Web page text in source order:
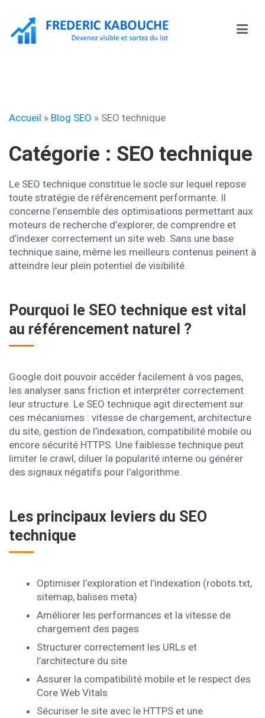
contenu
Catégorie : SEO technique
Accueil » Blog SEO » SEO technique
Le SEO technique constitue le socle sur lequel repose
toute stratégie de référencement performante. Il
concerne l’ensemble des optimisations permettant aux
moteurs de recherche d’explorer, de comprendre et
d’indexer correctement un site web. Sans une base
technique saine, même les meilleurs contenus peinent à
atteindre leur plein potentiel de visibilité.
Pourquoi le SEO technique est vital
au référencement naturel ?
Google doit pouvoir accéder facilement à vos pages,
les analyser sans friction et interpréter correctement
leur structure. Le SEO technique agit directement sur
ces mécanismes : vitesse de chargement, architecture
du site, gestion de l’indexation, compatibilité mobile ou
encore sécurité HTTPS. Une faiblesse technique peut
limiter le crawl, diluer la popularité interne ou générer
des signaux négatifs pour l’algorithme.
Les principaux leviers du SEO
technique
Optimiser l’exploration et l’indexation (robots.txt,
sitemap, balises meta)
Améliorer les performances et la vitesse de
chargement des pages
Structurer correctement les URLs et
l’architecture du site
Assurer la compatibilité mobile et le respect des
Core Web Vitals
Sécuriser le site avec le HTTPS et une